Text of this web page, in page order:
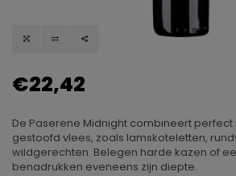
€22,42
De Paserene Midnight combineert
gestoofd vlees, zoals lamskoteletten,
wildgerechten. Belegen harde kazen of
benadrukken eveneens zijn diepte.